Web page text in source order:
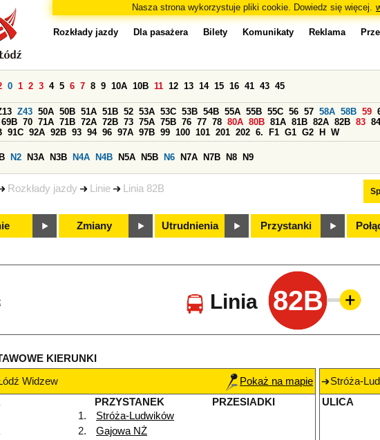
Nasza strona wykorzystuje pliki cookie. Dowiedz się więcej.
Rozkłady jazdy Linie Linia 82B
Rozkłady jazdy Dla pasażera Bilety Komunikaty Reklama
0 1 2 3 4 5 6 7 8 9 10A 10B 11 12 13 14 15 16 41 43 45
Z43 50A 50B 51A 51B 52 53A 53C 53B 54B 55A 55B 55C 56 57 58A 58B 59
69B 70 71A 71B 72A 72B 73 75A 75B 76 77 78 80A 80B 81A 81B 82A 82B 83
91C 92A 92B 93 94 96 97A 97B 99 100 101 201 202 6. F1 G1 G2 H W
N2 N3A N3B N4A N4B N5A N5B N6 N7A N7B N8 N9
Zmiany Utrudnienia Przystanki
Linia 82B
KIERUNKI
Widzew
Pokaż na mapie
PRZYSTANEK
PRZESIADKI
1.
Stróża-Ludwików
2.
Gajowa NŻ
Stróża-
ULICA